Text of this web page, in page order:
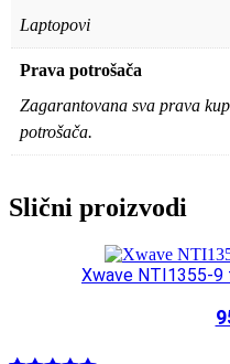
Laptopovi
Prava potrošača
Zagarantovana sva prava
potrošača.
Slični proizvodi
Xwave NTI1355-9